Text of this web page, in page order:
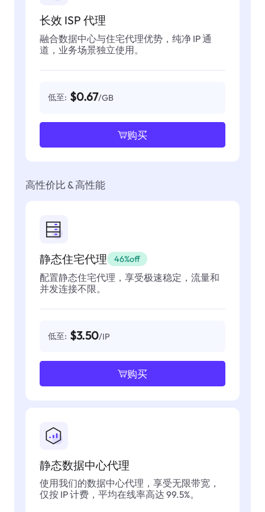
长效 ISP 代理
融合数据中心与住宅代理优势，纯净 IP 通
道，业务场景独立使用。
低至: $0.67/GB
购买
高性价比 & 高性能
静态住宅代理 46%off
配置静态住宅代理，享受极速稳定，流量和
并发连接不限。
低至: $3.50/IP
购买
静态数据中心代理
使用我们的数据中心代理，享受无限带宽，
仅按 IP 计费，平均在线率高达 99.5%。